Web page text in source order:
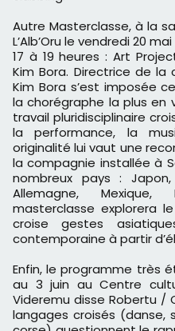
Autre Masterclasse, à la
L’Alb’Oru le vendredi 20 mai
17 à 19 heures : Art
Kim Bora. Directrice de la
Kim Bora s’est imposée
la chorégraphe la plus en
travail pluridisciplinaire
la performance, la
originalité lui vaut une
la compagnie installée à
nombreux pays : Japon,
Allemagne, Mexique,
masterclasse explorera
croise gestes
contemporaine à partir
Enfin, le programme très
au 3 juin au Centre
Videremu disse Robertu /
langages croisés (danse,